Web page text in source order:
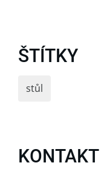
ŠTÍTKY
stůl
KONTAKT